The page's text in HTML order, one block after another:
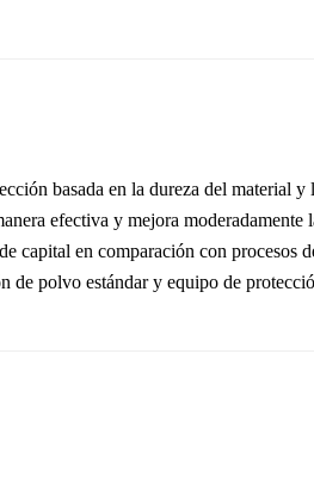
basada en la dureza del material
efectiva y mejora
capital en comparación con procesos
polvo estándar y equipo de